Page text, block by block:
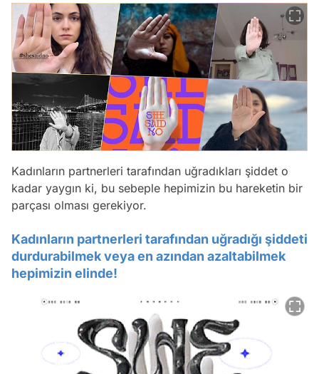
Kadınların partnerleri tarafından uğradıkları şiddet o
kadar yaygın ki, bu sebeple hepimizin bu hareketin bir
parçası olması gerekiyor.
Kadınların partnerleri tarafından uğradığı şiddeti
durdurabilmek veya en azından azaltabilmek
hepimizin elinde!